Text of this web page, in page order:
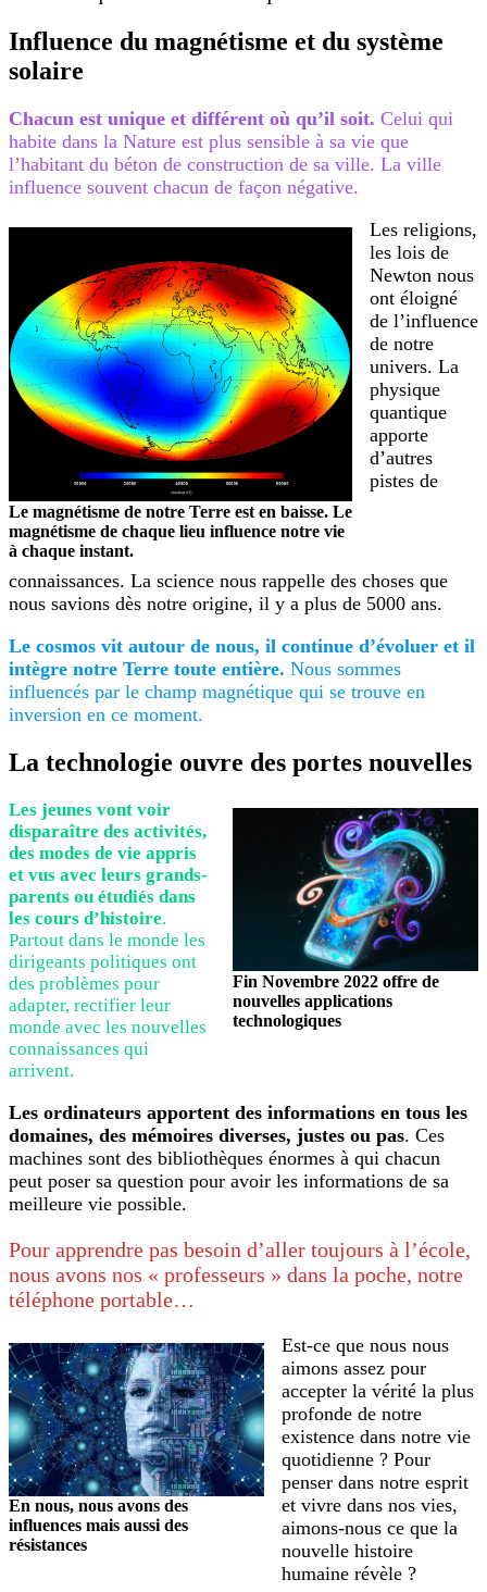
Influence du magnétisme et du système
solaire
Chacun est unique et différent où qu’il soit. Celui qui
habite dans la Nature est plus sensible à sa vie que
l’habitant du béton de construction de sa ville. La ville
influence souvent chacun de façon négative.
Le magnétisme de notre Terre est en baisse. Le
magnétisme de chaque lieu influence notre vie
à chaque instant.
Les religions,
les lois de
Newton nous
ont éloigné
de l’influence
de notre
univers. La
physique
quantique
apporte
d’autres
pistes de
connaissances. La science nous rappelle des choses que
nous savions dès notre origine, il y a plus de 5000 ans.
Le cosmos vit autour de nous, il continue d’évoluer et il
intègre notre Terre toute entière. Nous sommes
influencés par le champ magnétique qui se trouve en
inversion en ce moment.
La technologie ouvre des portes nouvelles
Fin Novembre 2022 offre de
nouvelles applications
technologiques
Les jeunes vont voir
disparaître des activités,
des modes de vie appris
et vus avec leurs grands-
parents ou étudiés dans
les cours d’histoire.
Partout dans le monde les
dirigeants politiques ont
des problèmes pour
adapter, rectifier leur
monde avec les nouvelles
connaissances qui
arrivent.
Les ordinateurs apportent des informations en tous les
domaines, des mémoires diverses, justes ou pas. Ces
machines sont des bibliothèques énormes à qui chacun
peut poser sa question pour avoir les informations de sa
meilleure vie possible.
Pour apprendre pas besoin d’aller toujours à l’école,
nous avons nos « professeurs » dans la poche, notre
téléphone portable…
En nous, nous avons des
influences mais aussi des
résistances
Est-ce que nous nous
aimons assez pour
accepter la vérité la plus
profonde de notre
existence dans notre vie
quotidienne ? Pour
penser dans notre esprit
et vivre dans nos vies,
aimons-nous ce que la
nouvelle histoire
humaine révèle ?